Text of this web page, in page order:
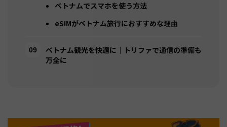
ベトナムでスマホを使う方法
eSIMがベトナム旅行におすすめな理由
ベトナム観光を快適に｜トリファで通信の準備も
万全に